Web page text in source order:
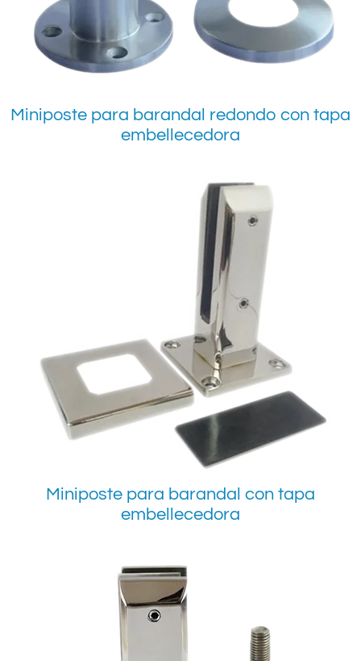
Miniposte para barandal redondo con tapa
embellecedora
Miniposte para barandal con tapa
embellecedora